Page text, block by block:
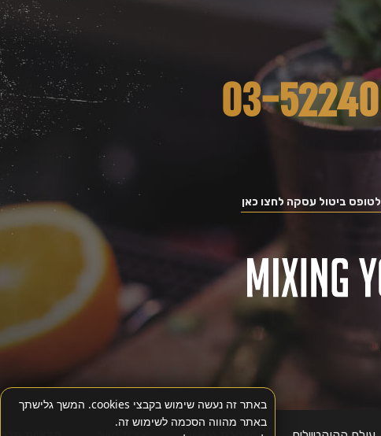
באתר זה נעשה שימוש בקבצי cookies. המשך גלישתך
באתר מהווה הסכמה לשימוש זה.
לטופס ביטול עסקה לחצו כאן